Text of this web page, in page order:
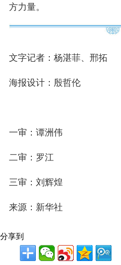
方力量。
文字记者：杨湛菲、邢拓
海报设计：殷哲伦
一审：谭洲伟
二审：罗江
三审：刘辉煌
来源：新华社
分享到